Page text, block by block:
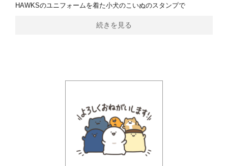
HAWKSのユニフォームを着た小犬のこいぬのスタンプで
続きを見る